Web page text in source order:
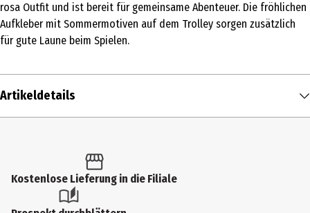
rosa Outfit und ist bereit für gemeinsame Abenteuer. Die fröhlichen
Aufkleber mit Sommermotiven auf dem Trolley sorgen zusätzlich
für gute Laune beim Spielen.
Artikeldetails
Produkttyp
Kostenlose Lieferung in die Filiale